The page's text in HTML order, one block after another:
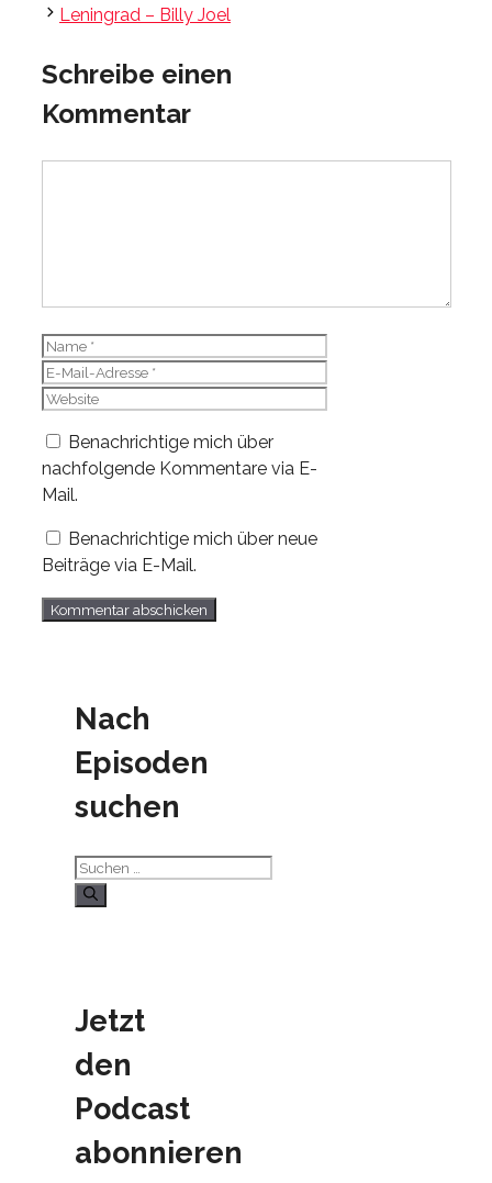
Leningrad – Billy Joel
Schreibe einen
Kommentar
Name
E-
Mail-
Website
Benachrichtige mich über
nachfolgende Kommentare via E-
Mail.
Benachrichtige mich über neue
Beiträge via E-Mail.
Nach
Episoden
suchen
Suchen
nach:
Jetzt
den
Podcast
abonnieren